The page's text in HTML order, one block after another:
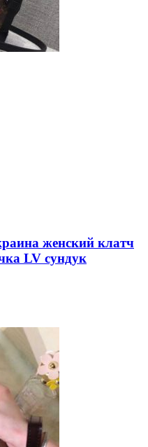
женский клатч
LV сундук